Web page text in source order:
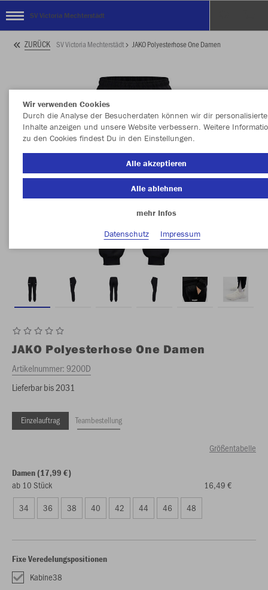
SV Victoria Mechterstädt
ZURÜCK SV Victoria Mechterstädt JAKO Polyesterhose One Damen
JAKO Polyesterhose One Damen
Artikelnummer:9200D
Lieferbar bis 2031
Einzelauftrag Teambestellung
Größentabelle
Damen (17,99 €)
ab 10 Stück
16,49 €
34
36 38 40 42 44 46 48
Fixe Veredelungspositionen
Kabine38
Wir verwenden Cookies
Durch die Analyse der Besucherdaten können wir dir personalisierte
Inhalte anzeigen und unsere Website verbessern. Weitere
zu den Cookies findest Du in den Einstellungen.
Alle akzeptieren
Alle ablehnen
mehr Infos
Datenschutz
Impressum